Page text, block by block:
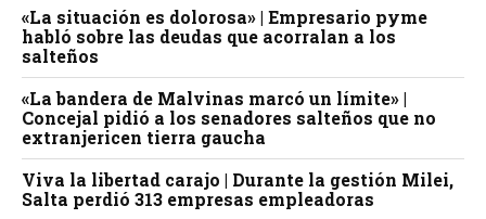
«La situación es dolorosa» | Empresario pyme
habló sobre las deudas que acorralan a los
salteños
«La bandera de Malvinas marcó un límite» |
Concejal pidió a los senadores salteños que no
extranjericen tierra gaucha
Viva la libertad carajo | Durante la gestión Milei,
Salta perdió 313 empresas empleadoras